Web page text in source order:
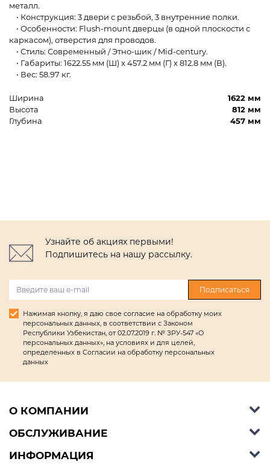
металл.
• Конструкция: 3 двери с резьбой, 3 внутренние полки.
• Особенности: Flush-mount дверцы (в одной плоскости с
каркасом), отверстия для проводов.
• Стиль: Современный / Этно-шик / Mid-century.
• Габариты: 1622.55 мм (Ш) x 457.2 мм (Г) x 812.8 мм (В).
• Вес: 58.97 кг.
Ширина
1622 мм
Высота
812 мм
Глубина
457 мм
Узнайте об акциях первыми!
Подпишитесь на нашу рассылку.
Подписаться
Нажимая кнопку, я даю свое согласие на обработку моих
персональных данных, в соответствии с Законом
Республики Узбекистан, от 02.07.2019 г. № ЗРУ-547 «О
персональных данных», на условиях и для целей,
определенных в Согласии на обработку персональных
данных
О КОМПАНИИ
Об Ashley Furniture HomeStore
Контакты
ОБСЛУЖИВАНИЕ
Справочный центр
ИНФОРМАЦИЯ